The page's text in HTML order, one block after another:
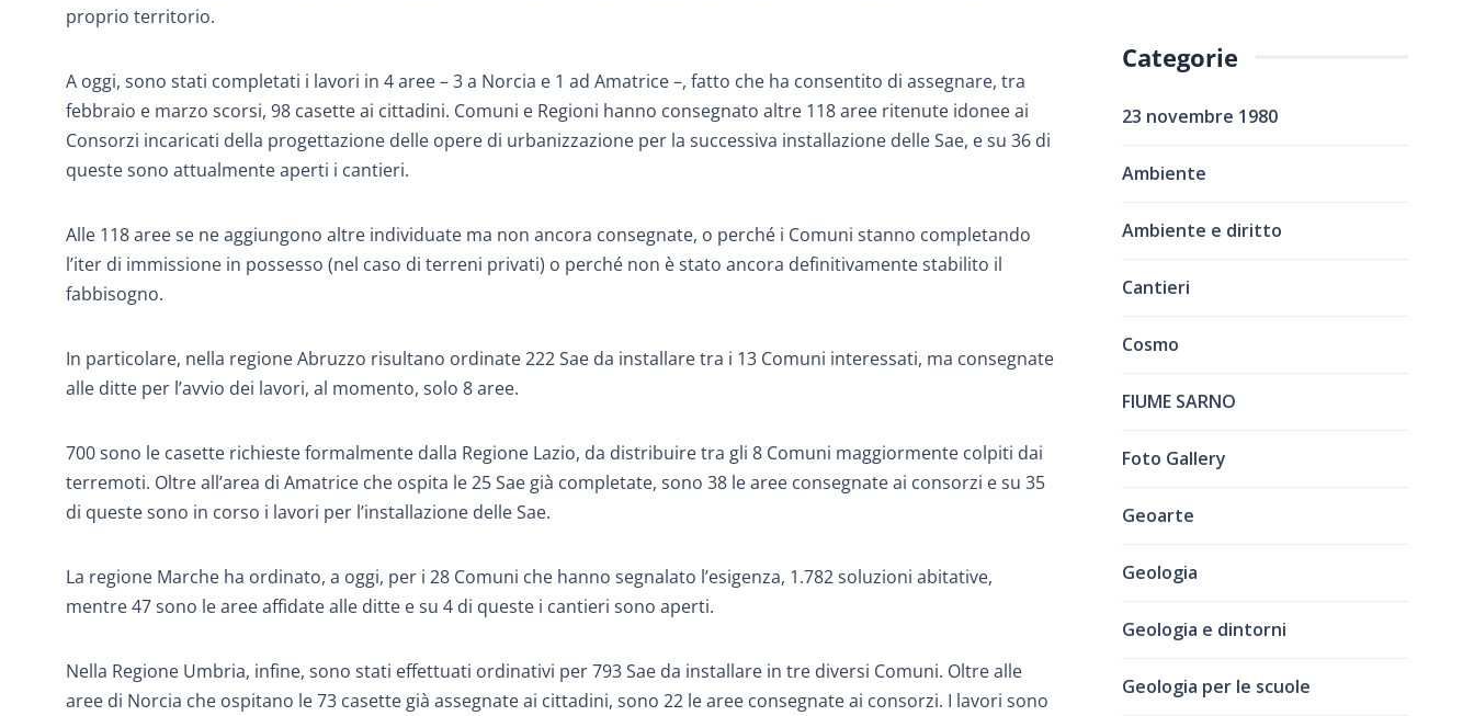
proprio territorio.
A oggi, sono stati completati i lavori in 4 aree – 3 a Norcia e 1 ad Amatrice –, fatto che ha consentito di assegnare, tra
febbraio e marzo scorsi, 98 casette ai cittadini. Comuni e Regioni hanno consegnato altre 118 aree ritenute idonee ai
Consorzi incaricati della progettazione delle opere di urbanizzazione per la successiva installazione delle Sae, e su 36 di
queste sono attualmente aperti i cantieri.
Alle 118 aree se ne aggiungono altre individuate ma non ancora consegnate, o perché i Comuni stanno completando
l’iter di immissione in possesso (nel caso di terreni privati) o perché non è stato ancora definitivamente stabilito il
fabbisogno.
In particolare, nella regione Abruzzo risultano ordinate 222 Sae da installare tra i 13 Comuni interessati, ma consegnate
alle ditte per l’avvio dei lavori, al momento, solo 8 aree.
700 sono le casette richieste formalmente dalla Regione Lazio, da distribuire tra gli 8 Comuni maggiormente colpiti dai
terremoti. Oltre all’area di Amatrice che ospita le 25 Sae già completate, sono 38 le aree consegnate ai consorzi e su 35
di queste sono in corso i lavori per l’installazione delle Sae.
La regione Marche ha ordinato, a oggi, per i 28 Comuni che hanno segnalato l’esigenza, 1.782 soluzioni abitative,
mentre 47 sono le aree affidate alle ditte e su 4 di queste i cantieri sono aperti.
Nella Regione Umbria, infine, sono stati effettuati ordinativi per 793 Sae da installare in tre diversi Comuni. Oltre alle
aree di Norcia che ospitano le 73 casette già assegnate ai cittadini, sono 22 le aree consegnate ai consorzi. I lavori sono
Categorie
23 novembre 1980
Ambiente
Ambiente e diritto
Cantieri
Cosmo
FIUME SARNO
Foto Gallery
Geoarte
Geologia
Geologia e dintorni
Geologia per le scuole